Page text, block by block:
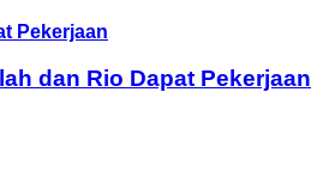
dan Rio Dapat Pekerjaan